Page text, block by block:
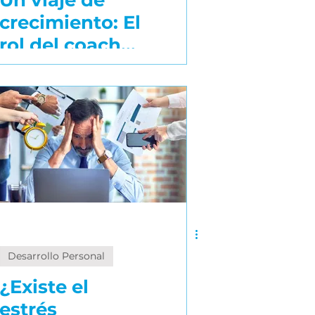
escénicas ejecutivos
crecimiento: El
rol del coach
vs. el rol del
mentor
Desarrollo Personal
¿Existe el
estrés